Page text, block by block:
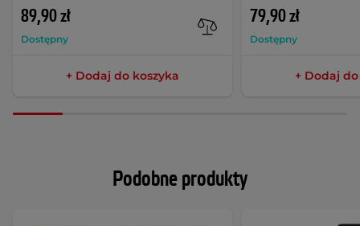
89,90 zł
Dostępny
+ Dodaj do koszyka
79,90 zł
Dostępny
+ Dodaj
Podobne produkty